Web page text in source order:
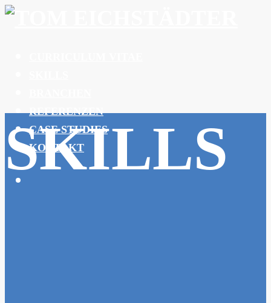
REFERENZEN
CASE STUDIES
KONTAKT
SKILLS